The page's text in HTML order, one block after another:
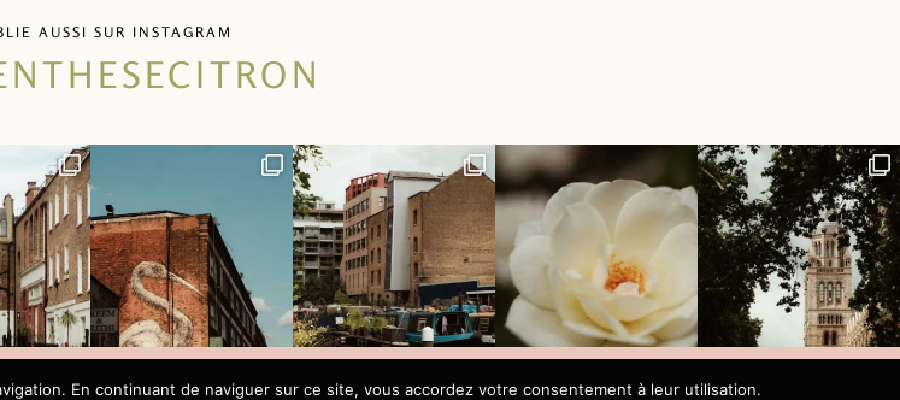
AUSSI SUR INSTAGRAM
En continuant de naviguer sur ce site, vous accordez votre consentement à leur utilisation.